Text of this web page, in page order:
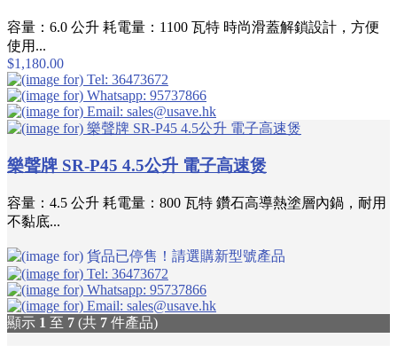
容量：6.0 公升 耗電量：1100 瓦特 時尚滑蓋解鎖設計，方便
使用...
$1,180.00
樂聲牌 SR-P45 4.5公升 電子高速煲
容量：4.5 公升 耗電量：800 瓦特 鑽石高導熱塗層內鍋，耐用
不黏底...
顯示 1 至 7 (共 7 件產品)